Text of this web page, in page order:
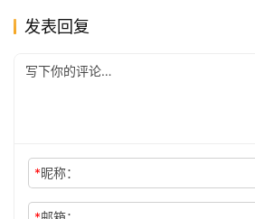
公
司
科
发表回复
*昵称：